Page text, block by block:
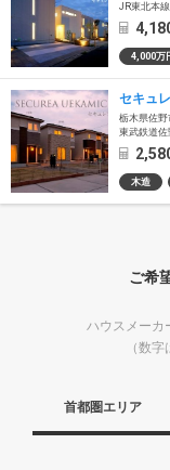
JR東北本線「宇
4,000万
セキュ
栃木県佐野
東武鉄道
木造
ご希
ハウスメーカ
（数
首都圏エリア